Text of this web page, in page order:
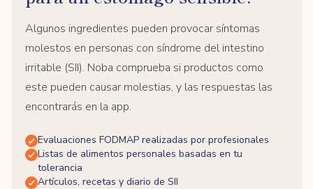
Algunos ingredientes pueden provocar síntomas
molestos en personas con síndrome del intestino
irritable (SII). Noba comprueba si productos como
este pueden causar molestias, y las respuestas las
encontrarás en la app.
Evaluaciones FODMAP realizadas por profesionales
Listas de alimentos personales basadas en tu
tolerancia
Artículos, recetas y diario de SII